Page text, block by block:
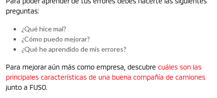
preguntas:
¿Qué hice mal?
¿Cómo puedo mejorar?
¿Qué he aprendido de mis errores?
Para mejorar aún más como empresa, descubre cuáles son las
principales características de una buena compañía de camiones
junto a FUSO.